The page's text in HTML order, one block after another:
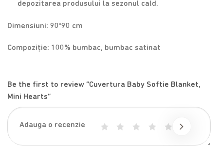
depozitarea produsului la sezonul cald.
Dimensiuni: 90*90 cm
Compoziție: 100% bumbac, bumbac satinat
Be the first to review “Cuvertura Baby Softie Blanket,
Mini Hearts”